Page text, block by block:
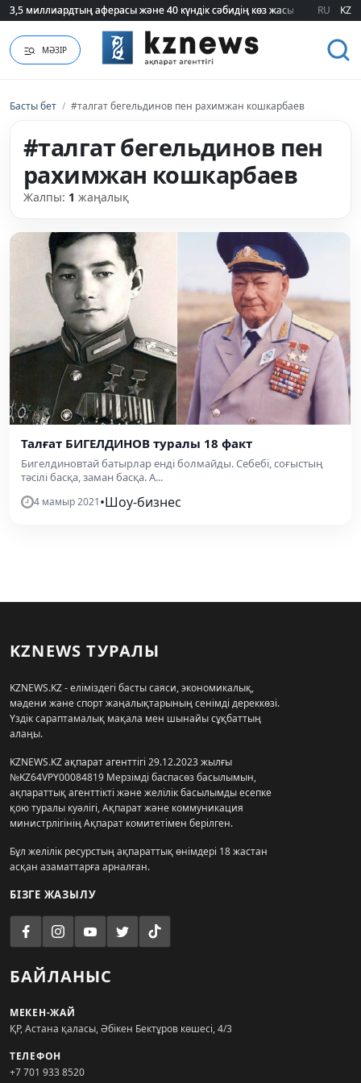
3,5 миллиардтың аферасы және 40 күндік сәбидің көз жасы:
3,5 миллиардтың аферасы және 40 күндік сәбидің көз жасы: RU KZ
МӘЗІР
Басты бет / #талгат бегельдинов пен рахимжан кошкарбаев
#талгат бегельдинов пен
рахимжан кошкарбаев
Жалпы: 1 жаңалық
Талғат БИГЕЛДИНОВ туралы 18 факт
Бигелдиновтай батырлар енді болмайды. Себебі, соғыстың
тәсілі басқа, заман басқа. А...
4 мамыр 2021•Шоу-бизнес
KZNEWS ТУРАЛЫ
KZNEWS.KZ - еліміздегі басты саяси, экономикалық,
мәдени және спорт жаңалықтарының сенімді дереккөзі.
Үздік сараптамалық мақала мен шынайы сұқбаттың
алаңы.
KZNEWS.KZ ақпарат агенттігі 29.12.2023 жылғы
№KZ64VPY00084819 Мерзімді баспасөз басылымын,
ақпараттық агенттікті және желілік басылымды есепке
қою туралы куәлігі, Ақпарат және коммуникация
министрлігінің Ақпарат комитетімен берілген.
Бұл желілік ресурстың ақпараттық өнімдері 18 жастан
асқан азаматтарға арналған.
БІЗГЕ ЖАЗЫЛУ
БАЙЛАНЫС
МЕКЕН-ЖАЙ
ҚР, Астана қаласы, Әбікен Бектұров көшесі, 4/3
ТЕЛЕФОН
+7 701 933 8520